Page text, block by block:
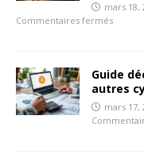
mars 18,
Commentaires fermés
Guide
autres
mars 17,